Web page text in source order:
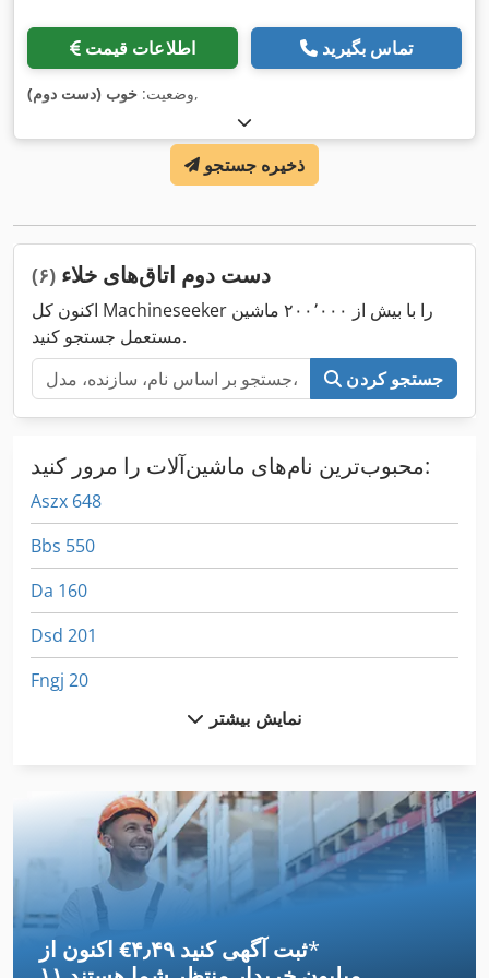
اطلاعات قیمت تماس بگیرید
وضعیت: خوب (دست دوم) ,
ذخیره جستجو
دست دوم اتاق‌های خلاء (۶)
اکنون کل Machineseeker را با بیش از ۲۰۰٬۰۰۰ ماشین
مستعمل جستجو کنید.
جستجو کردن
محبوب‌ترین نام‌های ماشین‌آلات را مرور کنید:
Aszx 648
Bbs 550
Da 160
Dsd 201
Fngj 20
International 1460
International 2674
International 433
International 434
نمایش بیشتر
اکنون از ‎€۴٫۴۹ ثبت آگهی کنید*